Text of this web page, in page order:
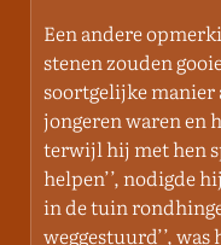
Een andere
stenen zouden
soortgelijke
jongeren waren en
terwijl hij met hen
helpen’’, nodigde
in de tuin
weggestuurd’’,